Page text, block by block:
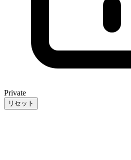
Private
リセット